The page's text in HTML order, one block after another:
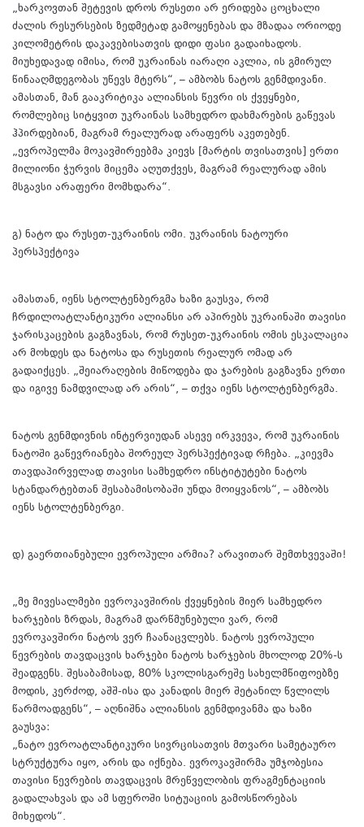
„ხარკოვთან შეტევის დროს რუსეთი არ ერიდება ცოცხალი
ძალის რესურსების ზედმეტად გამოყენებას და მზადაა ორიოდე
კილომეტრის დაკავებისათვის დიდი ფასი გადაიხადოს.
მიუხედავად იმისა, რომ უკრაინას იარაღი აკლია, ის გმირულ
წინააღმდეგობას უწევს მტერს“, – ამბობს ნატოს გენმდივანი.
ამასთან, მან გააკრიტიკა ალიანსის წევრი ის ქვეყნები,
რომლებიც სიტყვით უკრაინას სამხედრო დახმარების გაწევას
ჰპირდებიან, მაგრამ რეალურად არაფერს აკეთებენ.
„ევროპელმა მოკავშირეებმა კიევს [მარტის თვისათვის] ერთი
მილიონი ჭურვის მიცემა აღუთქვეს, მაგრამ რეალურად ამის
მსგავსი არაფერი მომხდარა“.
გ) ნატო და რუსეთ-უკრაინის ომი. უკრაინის ნატოური
პერსპექტივა
ამასთან, იენს სტოლტენბერგმა ხაზი გაუსვა, რომ
ჩრდილოატლანტიკური ალიანსი არ აპირებს უკრაინაში თავისი
ჯარისკაცების გაგზავნას, რომ რუსეთ-უკრაინის ომის ესკალაცია
არ მოხდეს და ნატოსა და რუსეთის რეალურ ომად არ
გადაიქცეს. „შეიარაღების მიწოდება და ჯარების გაგზავნა ერთი
და იგივე ნამდვილად არ არის“, – თქვა იენს სტოლტენბერგმა.
ნატოს გენმდივნის ინტერვიუდან ასევე ირკვევა, რომ უკრაინის
ნატოში გაწევრიანება შორეულ პერსპექტივად რჩება. „კიევმა
თავდაპირველად თავისი სამხედრო ინსტიტუტები ნატოს
სტანდარტებთან შესაბამისობაში უნდა მოიყვანოს“, – ამბობს
იენს სტოლტენბერგი.
დ) გაერთიანებული ევროპული არმია? არავითარ შემთხვევაში!
„მე მივესალმები ევროკავშირის ქვეყნების მიერ სამხედრო
ხარჯების ზრდას, მაგრამ დარწმუნებული ვარ, რომ
ევროკავშირი ნატოს ვერ ჩაანაცვლებს. ნატოს ევროპული
წევრების თავდაცვის ხარჯები ნატოს ხარჯების მხოლოდ 20%-ს
შეადგენს. შესაბამისად, 80% სკოლისგარეშე სახელმწიფოებზე
მოდის, კერძოდ, აშშ-ისა და კანადის მიერ შეტანილ წვლილს
წარმოადგენს“, – აღნიშნა ალიანსის გენმდივანმა და ხაზი
გაუსვა:
„ნატო ევროატლანტიკური სივრცისათვის მთვარი სამეტაურო
სტრუქტურა იყო, არის და იქნება. ევროკავშირმა უმჯობესია
თავისი წევრების თავდაცვის მრეწველობის ფრაგმენტაციის
გადალახვას და ამ სფეროში სიტუაციის გამოსწორებას
მიხედოს“.